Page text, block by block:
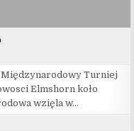
Międzynarodowy Turniej
Elmshorn koło
wzięla w…